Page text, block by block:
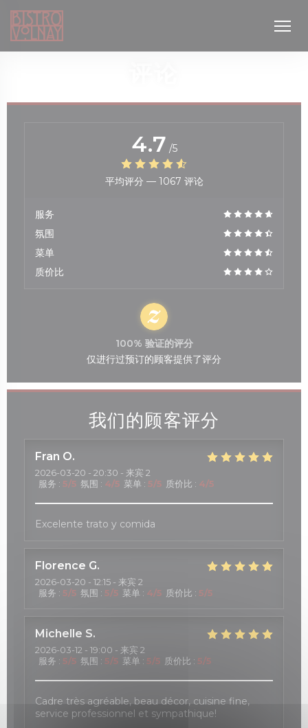
我们的顾客评分
Fran O
2026-03-20 - 20:30 - 来宾 2
服务 : 5/5 氛围 : 4/5 菜单 : 5/5 质价比 : 4/5
Excelente trato y comida
Florence G
2026-03-20 - 12:15 - 来宾 2
服务 : 5/5 氛围 : 5/5 菜单 : 4/5 质价比 : 5/5
Michelle S
2026-03-12 - 19:00 - 来宾 2
服务 : 5/5 氛围 : 5/5 菜单 : 5/5 质价比 : 5/5
Cadre très agréable, beau décor, cuisine fine,
service professionnel et sympathique!
4.7 /5
平均评分 — 1067 评论
服务
氛围
菜单
质价比
100% 验证的评分
仅进行过预订的顾客提供了评分